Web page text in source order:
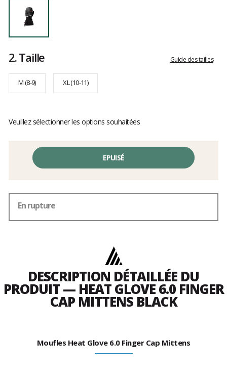
2.Taille Guide des tailles
M (8-9) XL (10-11)
Veuillez sélectionner les options souhaitées
EPUISÉ
En rupture
DESCRIPTION DÉTAILLÉE DU
PRODUIT — HEAT GLOVE 6.0 FINGER
CAP MITTENS BLACK
Moufles Heat Glove 6.0 Finger Cap Mittens